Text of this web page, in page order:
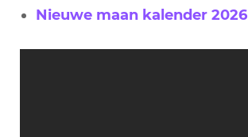
Nieuwe maan kalender 2026